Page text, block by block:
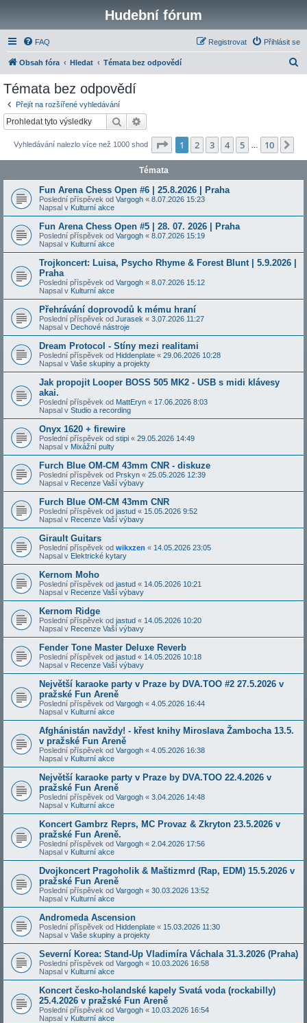
Hudební fórum
FAQ Přihlásit se
Registrovat
Obsah fóra Hledat Témata bez odpovědí
Témata bez odpovědí
Přejít na rozšířené vyhledávání
Hledat
Vyhledávání nalezlo více než 1000 shod Stránka z 10
1 2 3 4 5 10
Témata
Fun Arena Chess Open #6 | 25.8.2026 | Praha
Poslední příspěvek od Vargogh « 8.07.2026 15:23
Napsal v Kulturní akce
Fun Arena Chess Open #5 | 28. 07. 2026 | Praha
Poslední příspěvek od Vargogh « 8.07.2026 15:19
Napsal v Kulturní akce
Trojkoncert: Luisa, Psycho Rhyme & Forest Blunt | 5.9.2026 |
Praha
Poslední příspěvek od Vargogh « 8.07.2026 15:12
Napsal v Kulturní akce
Přehrávání doprovodů k mému hraní
Poslední příspěvek od Jurasek « 3.07.2026 11:27
Napsal v Dechové nástroje
Dream Protocol - Stíny mezi realitami
Poslední příspěvek od Hiddenplate « 29.06.2026 10:28
Napsal v Vaše skupiny a projekty
Jak propojit Looper BOSS 505 MK2 - USB s midi klávesy
akai.
Poslední příspěvek od MattEryn « 17.06.2026 8:03
Napsal v Studio a recording
Onyx 1620 + firewire
Poslední příspěvek od stipi « 29.05.2026 14:49
Napsal v Mixážní pulty
Furch Blue OM-CM 43mm CNR - diskuze
Poslední příspěvek od Prskyn « 25.05.2026 12:39
Napsal v Recenze Vaší výbavy
Furch Blue OM-CM 43mm CNR
Poslední příspěvek od jastud « 15.05.2026 9:52
Napsal v Recenze Vaší výbavy
Girault Guitars
Poslední příspěvek od wikxzen « 14.05.2026 23:05
Napsal v Elektrické kytary
Kernom Moho
Poslední příspěvek od jastud « 14.05.2026 10:21
Napsal v Recenze Vaší výbavy
Kernom Ridge
Poslední příspěvek od jastud « 14.05.2026 10:20
Napsal v Recenze Vaší výbavy
Fender Tone Master Deluxe Reverb
Poslední příspěvek od jastud « 14.05.2026 10:18
Napsal v Recenze Vaší výbavy
Největší karaoke party v Praze by DVA.TOO #2 27.5.2026 v
pražské Fun Areně
Poslední příspěvek od Vargogh « 4.05.2026 16:44
Napsal v Kulturní akce
Afghánistán navždy! - křest knihy Miroslava Žambocha 13.5.
v pražské Fun Areně
Poslední příspěvek od Vargogh « 4.05.2026 16:38
Napsal v Kulturní akce
Největší karaoke party v Praze by DVA.TOO 22.4.2026 v
pražské Fun Areně
Poslední příspěvek od Vargogh « 3.04.2026 14:48
Napsal v Kulturní akce
Koncert Gambrz Reprs, MC Provaz & Zkryton 23.5.2026 v
pražské Fun Areně.
Poslední příspěvek od Vargogh « 2.04.2026 17:56
Napsal v Kulturní akce
Dvojkoncert Pragoholik & Maštizmrd (Rap, EDM) 15.5.2026 v
pražské Fun Areně
Poslední příspěvek od Vargogh « 30.03.2026 13:52
Napsal v Kulturní akce
Andromeda Ascension
Poslední příspěvek od Hiddenplate « 15.03.2026 11:30
Napsal v Vaše skupiny a projekty
Severní Korea: Stand-Up Vladimíra Váchala 31.3.2026 (Praha)
Poslední příspěvek od Vargogh « 10.03.2026 16:58
Napsal v Kulturní akce
Koncert česko-holandské kapely Svatá voda (rockabilly)
25.4.2026 v pražské Fun Areně
Poslední příspěvek od Vargogh « 10.03.2026 16:54
Napsal v Kulturní akce